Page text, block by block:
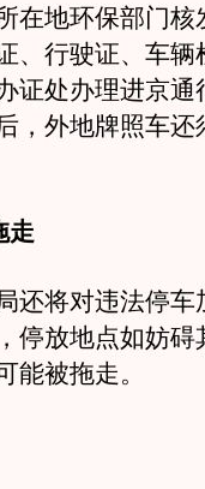
地环保部门核
、行驶证、车辆
证处办理进京通
，外地牌照车还
走
将对违法停车
停放地点如妨碍
能被拖走。